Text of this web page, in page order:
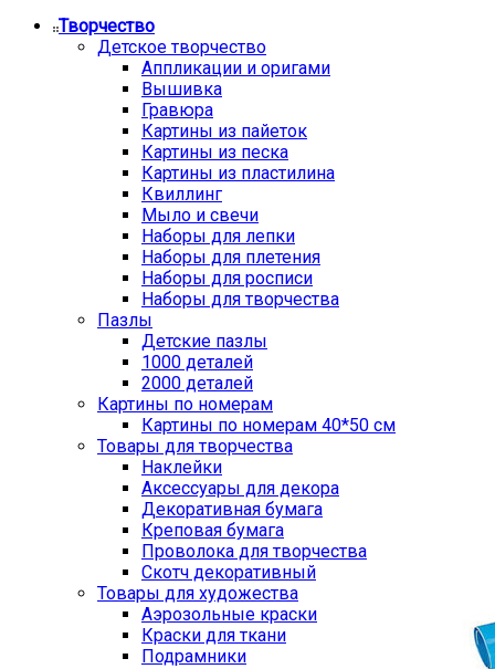
Творчество
Детское творчество
Аппликации и оригами
Вышивка
Гравюра
Картины из пайеток
Картины из песка
Картины из пластилина
Квиллинг
Мыло и свечи
Наборы для лепки
Наборы для плетения
Наборы для росписи
Наборы для творчества
Пазлы
Детские пазлы
1000 деталей
2000 деталей
Картины по номерам
Картины по номерам 40*50 см
Товары для творчества
Наклейки
Аксессуары для декора
Декоративная бумага
Креповая бумага
Проволока для творчества
Скотч декоративный
Товары для художества
Аэрозольные краски
Краски для ткани
Подрамники